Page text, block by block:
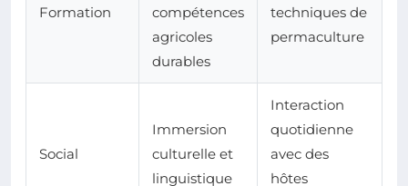
Formation
compétences
agricoles
durables
techniques de
permaculture
Social
Immersion
culturelle et
linguistique
Interaction
quotidienne
avec des
hôtes